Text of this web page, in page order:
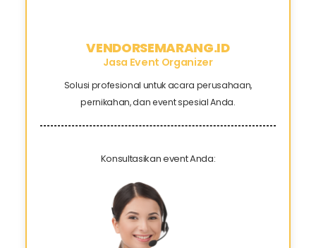
VENDORSEMARANG.ID
Jasa Event Organizer
Solusi profesional untuk acara perusahaan,
pernikahan, dan event spesial Anda.
Konsultasikan event Anda: